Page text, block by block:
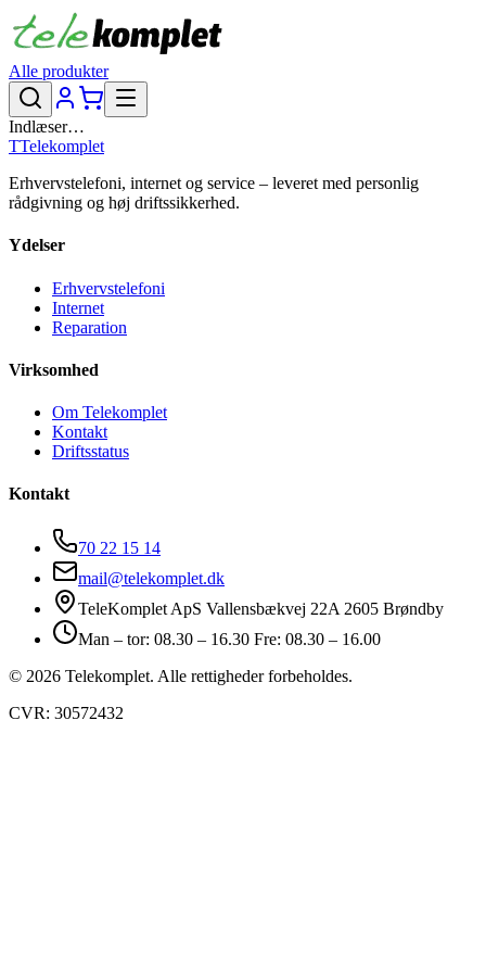
Alle produkter
Indlæser…
TTelekomplet
Erhvervstelefoni, internet og service – leveret med personlig
rådgivning og høj driftssikkerhed.
Ydelser
Erhvervstelefoni
Internet
Reparation
Virksomhed
Om Telekomplet
Kontakt
Driftsstatus
Kontakt
70 22 15 14
mail@telekomplet.dk
TeleKomplet ApS Vallensbækvej 22A 2605 Brøndby
Man – tor: 08.30 – 16.30 Fre: 08.30 – 16.00
© 2026 Telekomplet. Alle rettigheder forbeholdes.
CVR: 30572432